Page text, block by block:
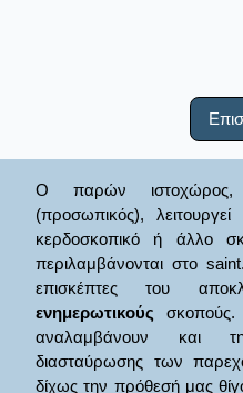
Ο παρών ιστοχώρος,
(προσωπικός), λειτουργεί
κερδοσκοπικό ή άλλο
περιλαμβάνονται στο
επισκέπτες του
ενημερωτικούς σκοπούς.
αναλαμβάνουν και
διασταύρωσης των
δίχως την πρόθεσή μας